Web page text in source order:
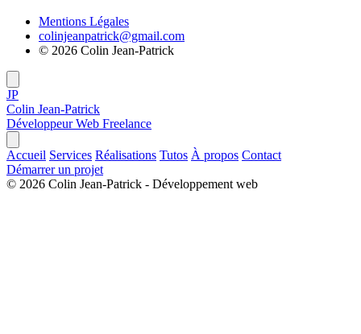
Mentions Légales
colinjeanpatrick@gmail.com
© 2026 Colin Jean-Patrick
JP
Colin Jean-Patrick
Développeur Web Freelance
Accueil Services Réalisations Tutos À propos Contact
Démarrer un projet
© 2026 Colin Jean-Patrick - Développement web